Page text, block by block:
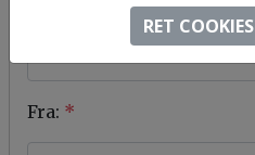
Fra: *
RET COOKIES